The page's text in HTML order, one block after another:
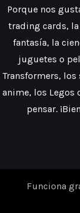
Porque nos
trading cards,
fantasía, la
juguetes o
Transformers,
anime, los Legos
pensar.
Funciona